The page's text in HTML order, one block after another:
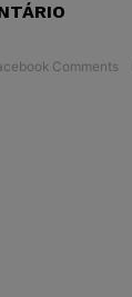
Comments